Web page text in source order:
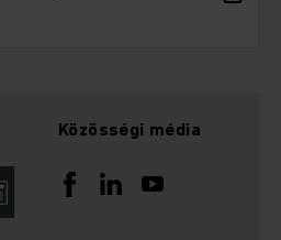
Közösségi média